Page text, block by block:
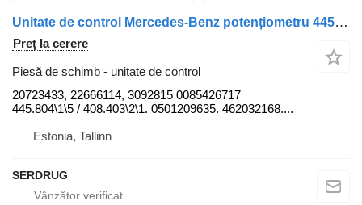
Unitate de control Mercedes-Benz potențiometru 445.805.2\2 . 4.4.\511.5.10. 5020. 5.9/ 5.18/3 . 44 20723433 pentru autobuz Mercedes-Benz O405
Preț la cerere
Piesă de schimb - unitate de control
20723433, 22666114, 3092815 0085426717
445.804\1\5 / 408.403\2\1. 0501209635. 462032168....
Estonia, Tallinn
SERDRUG